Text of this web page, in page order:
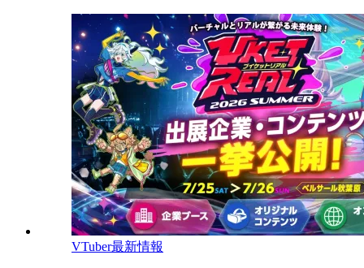
VTuber最新情報